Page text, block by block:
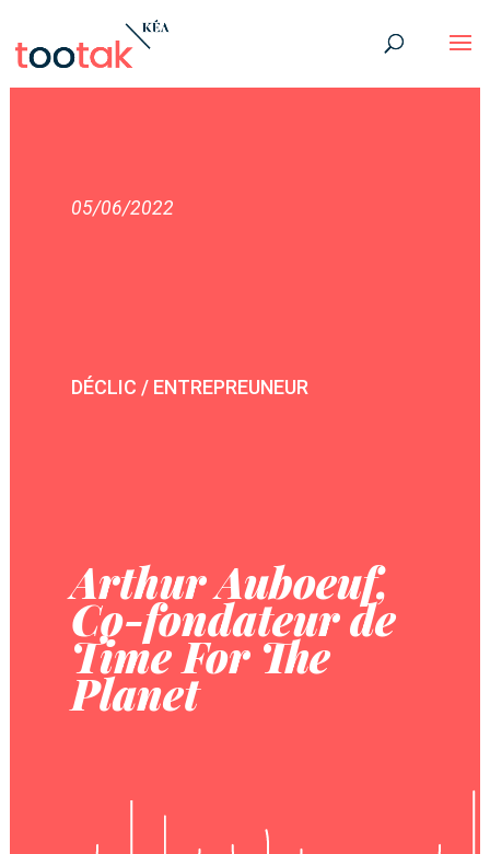
05/06/2022
DÉCLIC / ENTREPREUNEUR
Arthur Auboeuf,
Co-fondateur de
Time For The
Planet